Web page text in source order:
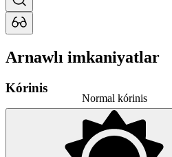
Arnawlı imkaniyatlar
Kórinis
Normal kórinis